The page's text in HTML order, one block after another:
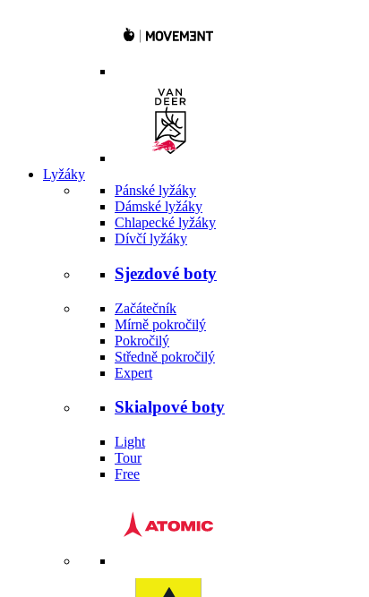
Lyžáky
Pánské lyžáky
Dámské lyžáky
Chlapecké lyžáky
Dívčí lyžáky
Sjezdové boty
Začátečník
Mírně pokročilý
Pokročilý
Středně pokročilý
Expert
Skialpové boty
Light
Tour
Free